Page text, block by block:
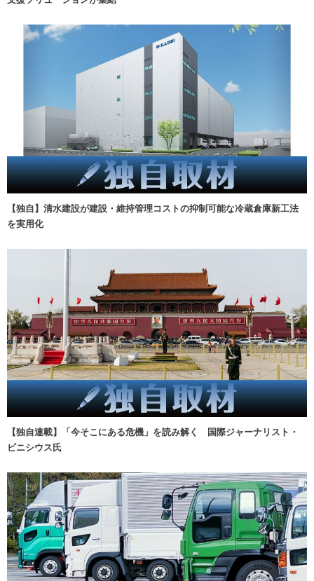
【独自】清水建設が建設・維持管理コストの抑制可能な冷蔵倉庫新工法
を実用化
【独自連載】「今そこにある危機」を読み解く 国際ジャーナリスト・
ビニシウス氏